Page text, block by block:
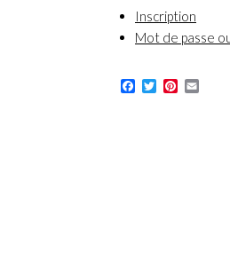
Inscription
Mot de passe
Facebook
TwitterPinterest